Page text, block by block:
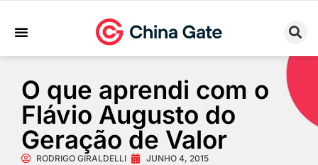
O que aprendi com o
Flávio Augusto do
Geração de Valor
RODRIGO GIRALDELLI
JUNHO 4, 2015